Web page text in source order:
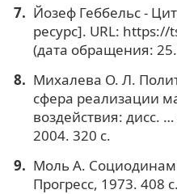
Йозеф Геббельс -
ресурс]. URL:
(дата обращения:
Михалева О. Л.
сфера реализации
воздействия: дисс.
2004. 320 с.
Моль А.
Прогресс, 1973. 408 с.